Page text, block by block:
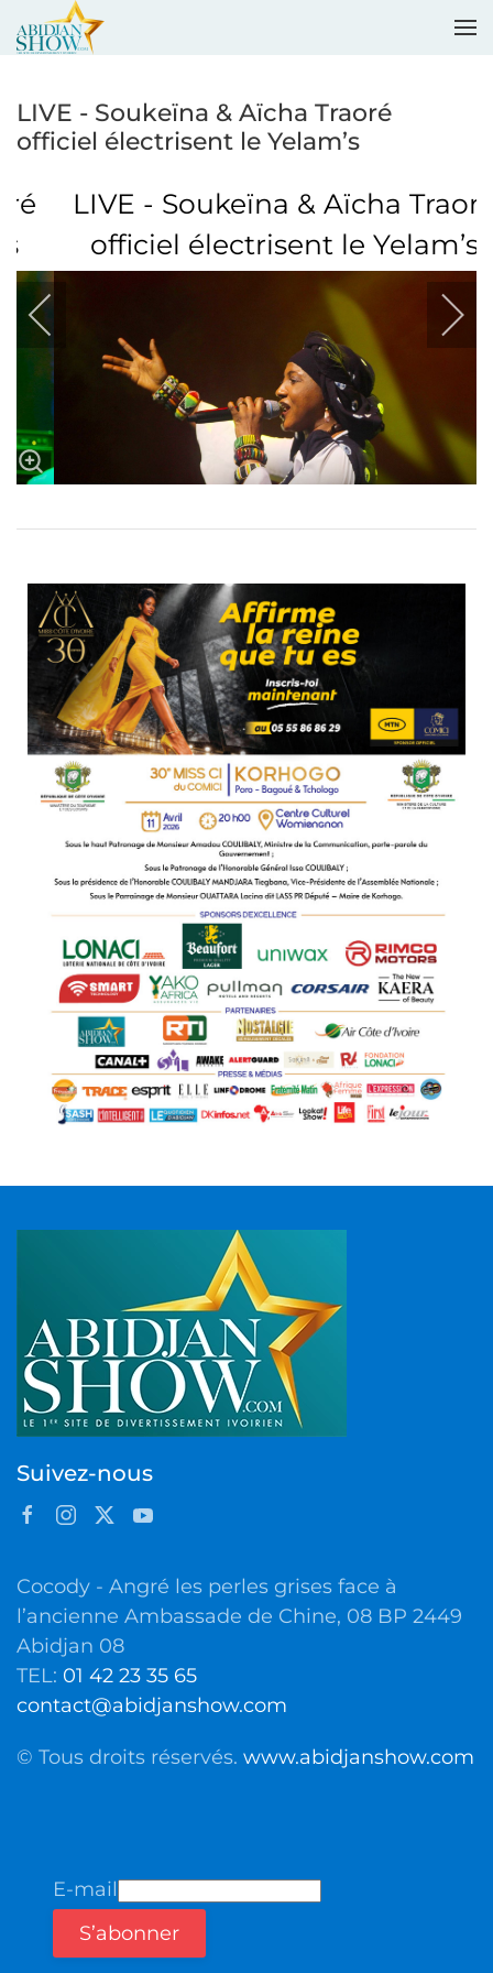
LIVE - Soukeïna & Aïcha Traoré
officiel électrisent le Yelam’s
LIVE - Soukeïna & Aïcha Traoré
officiel électrisent le Yelam’s
Suivez-nous
Cocody - Angré les perles grises face à
l’ancienne Ambassade de Chine, 08 BP 2449
Abidjan 08
TEL: 01 42 23 35 65
contact@abidjanshow.com
© Tous droits réservés. www.abidjanshow.com
E-mail
S’abonner